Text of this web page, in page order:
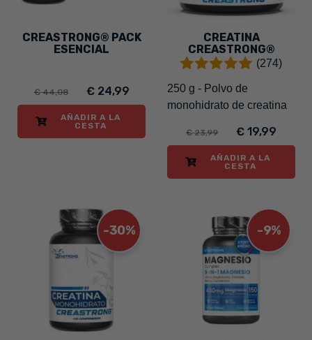
CREASTRONG® PACK
ESENCIAL
€ 44,08 € 24,99
AÑADIR A LA
CESTA
CREATINA
CREASTRONG®
(274)
250 g - Polvo de
monohidrato de creatina
€ 23,99 € 19,99
AÑADIR A LA
CESTA
-30% -9%